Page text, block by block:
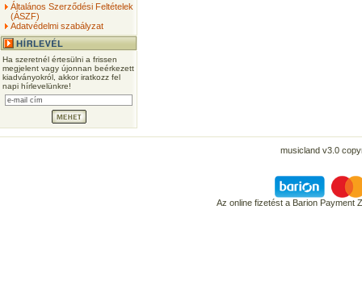
Általános Szerződési Feltételek
(ÁSZF)
Adatvédelmi szabályzat
Ha szeretnél értesülni a frissen
megjelent vagy újonnan beérkezett
kiadványokról, akkor iratkozz fel
napi hírlevelünkre!
musicland v3.0
Az online fizetést a Barion Payment